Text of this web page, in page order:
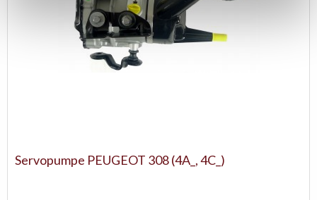
Servopumpe PEUGEOT 308 (4A_, 4C_)